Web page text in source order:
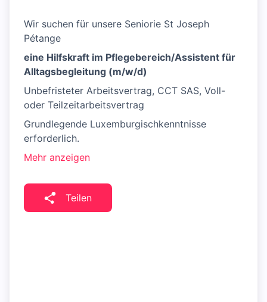
Wir suchen für unsere Seniorie St Joseph
Pétange
eine Hilfskraft im Pflegebereich/Assistent für
Alltagsbegleitung (m/w/d)
Unbefristeter Arbeitsvertrag, CCT SAS, Voll-
oder Teilzeitarbeitsvertrag
Grundlegende Luxemburgischkenntnisse
erforderlich.
Mehr anzeigen
Teilen